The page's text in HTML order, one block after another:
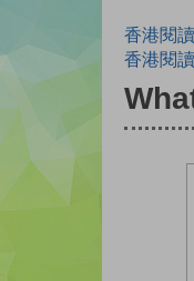
香港閱
香港閱